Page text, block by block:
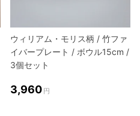
ウィリアム・モリス柄 / 竹ファ
イバープレート / ボウル15cm /
3個セット
3,960 円